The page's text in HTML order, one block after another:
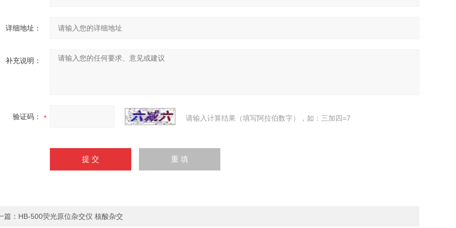
详细地址：
补充说明：
验证码： 请输入计算结果（填写阿拉伯数字），如：三加四=7
篇： HB-500荧光原位杂交仪 核酸杂交